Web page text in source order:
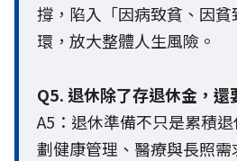
撐，陷入「因病致貧、因
環，放大整體人生風險。
Q5. 退休除了存退休金，還
A5：退休準備不只是累積
劃健康管理、醫療與長照